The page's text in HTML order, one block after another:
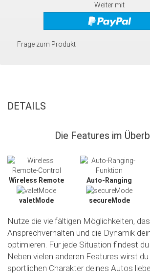
Weiter mit
Frage zum Produkt
DETAILS
Die Features im
Wireless Remote Auto-Ranging
valetMode secureMode
Nutze die vielfältigen Möglichkeiten, das
Ansprechverhalten und die Dynamik
optimieren. Für jede Situation findest
Neben vielen anderen Features wirst
sportlichen Charakter deines Autos